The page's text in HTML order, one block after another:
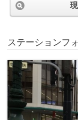
ステーションフ